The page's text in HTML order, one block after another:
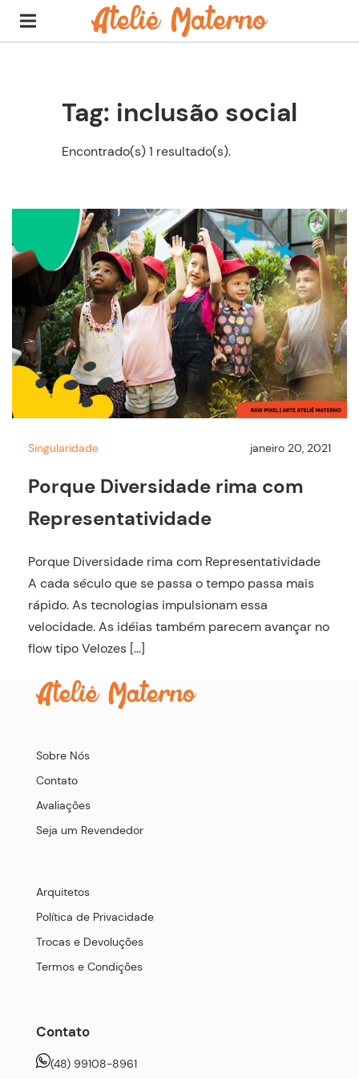
Tag: inclusão social
Encontrado(s) 1 resultado(s).
Singularidade janeiro 20, 2021
Porque Diversidade rima com
Representatividade
Porque Diversidade rima com Representatividade
A cada século que se passa o tempo passa mais
rápido. As tecnologias impulsionam essa
velocidade. As idéias também parecem avançar no
flow tipo Velozes […]
Sobre Nós
Contato
Avaliações
Seja um Revendedor
Arquitetos
Política de Privacidade
Trocas e Devoluções
Termos e Condições
Contato
(48) 99108-8961